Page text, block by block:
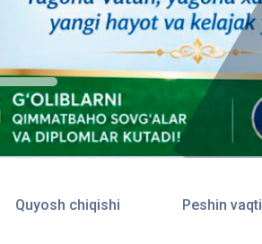
Quyosh chiqishi Peshin vaqti